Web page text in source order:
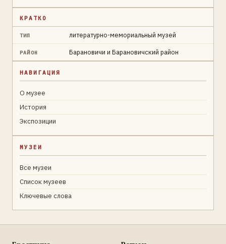
КРАТКО
ТИП литературно-мемориальный музей
РАЙОН Барановичи и Барановичский район
НАВИГАЦИЯ
О музее
История
Экспозиции
МУЗЕИ
Все музеи
Список музеев
Ключевые слова